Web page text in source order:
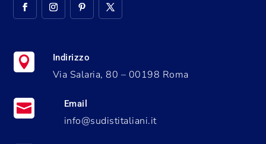
 Indirizzo
Via Salaria, 80 – 00198 Roma
 Email
info@sudistitaliani.it